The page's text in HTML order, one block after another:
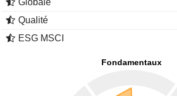
Globale
Qualité
ESG MSCI